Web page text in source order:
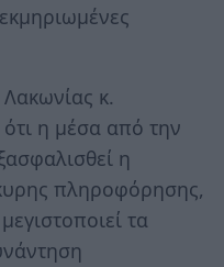
κ.
η μέσα από την
η
πληροφόρησης,
τα